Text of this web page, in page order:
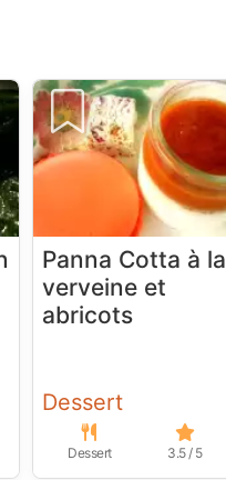
Panna Cotta à la
verveine et
abricots
Dessert
Dessert 3.5 / 5